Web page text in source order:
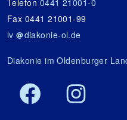
Fax 0441 21001-99
lv
diakonie-ol.de
Diakonie im Oldenburger